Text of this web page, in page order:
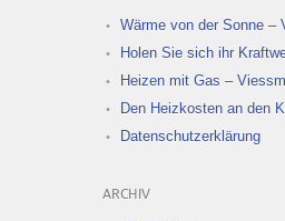
Wärme von der Sonne –
Holen Sie sich ihr
Heizen mit Gas –
Den Heizkosten an den
Datenschutzerklärung
ARCHIV